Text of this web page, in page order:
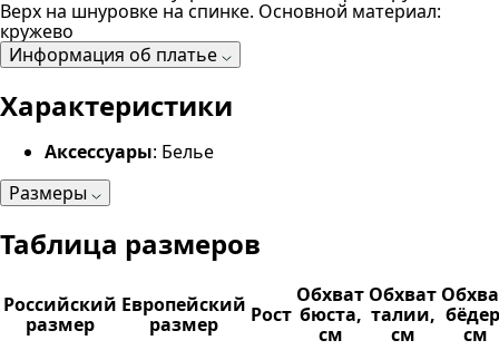
Верх на шнуровке на спинке. Основной материал:
кружево
Информация об платье
Характеристики
Аксессуары: Белье
Размеры
Таблица размеров
Российский
размер
Европейский
размер
Рост
Обхват
бюста,
см
Обхват
талии,
см
см